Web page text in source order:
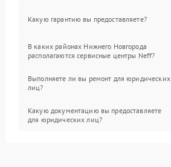
Какую гарантию вы предоставляете?
В каких районах Нижнего Новгорода
располагаются сервисные центры Neff?
Выполняете ли вы ремонт для юридических
лиц?
Какую документацию вы предоставляете
для юридических лиц?